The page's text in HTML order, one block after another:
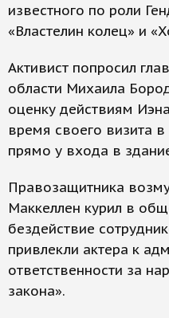
известного по роли
«Властелин колец» и
Активист попросил
области Михаила
оценку действиям
время своего визита в
прямо у входа в
Правозащитника
Маккеллен курил в
бездействие
привлекли актера к
ответственности за
закона».